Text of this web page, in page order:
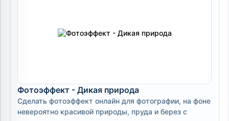
Фотоэффект - Дикая природа
Сделать фотоэффект онлайн для фотографии, на фоне
невероятно красивой природы, пруда и берез с